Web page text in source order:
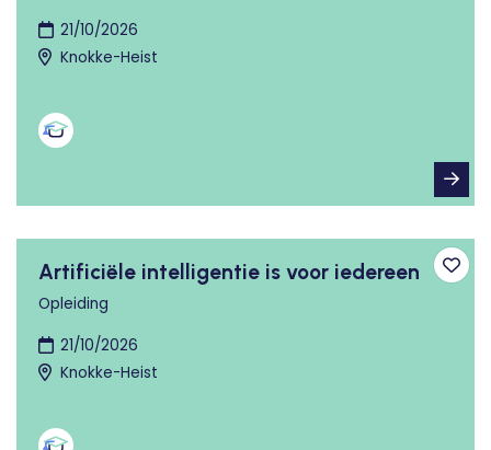
21/10/2026
Knokke-Heist
Artificiële intelligentie is voor iedereen
Opleiding
21/10/2026
Knokke-Heist